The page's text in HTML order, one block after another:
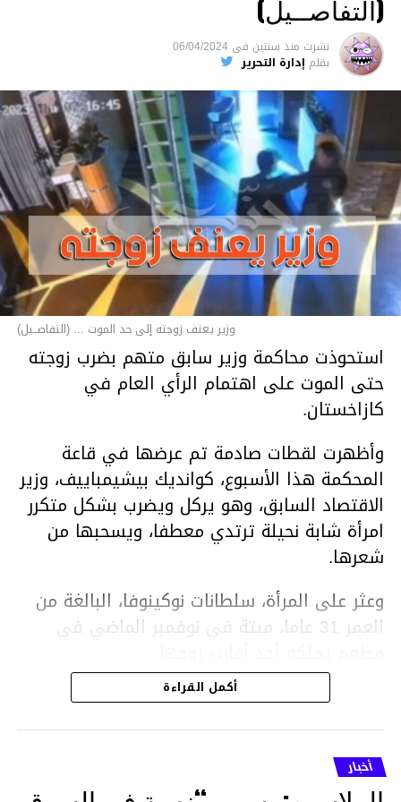
(التفاصــيل)
نشرت منذ سنتين فى 06/04/2024
بقلم إدارة التحرير
وزير يعنف زوجته إلى حد الموت ... (التفاصــيل)
استحوذت محاكمة وزير سابق متهم بضرب زوجته
حتى الموت على اهتمام الرأي العام في
كازاخستان.
وأظهرت لقطات صادمة تم عرضها في قاعة
المحكمة هذا الأسبوع، كوانديك بيشيمباييف، وزير
الاقتصاد السابق، وهو يركل ويضرب بشكل متكرر
امرأة شابة نحيلة ترتدي معطفا، ويسحبها من
شعرها.
وعثر على المرأة، سلطانات نوكينوفا، البالغة من
العمر 31 عاما، ميتة في نوفمبر الماضي في
ووفقا لتقرير الطبيب الشرعي، توفيت نوكينوفا
متأثرة بصدمة في الدماغ، وكانت إحدى عظام
أنفها مكسورة وكانت هناك كدمات متعددة على
وجهها ورأسها وذراعيها ويديها.
أكمل القراءة
أخبار